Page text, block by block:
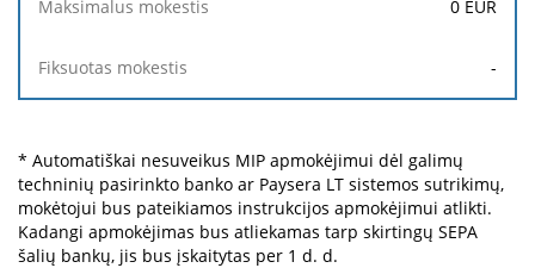
0 EUR
-
* Automatiškai nesuveikus MIP apmokėjimui dėl galimų
techninių pasirinkto banko ar Paysera LT sistemos sutrikimų,
mokėtojui bus pateikiamos instrukcijos apmokėjimui atlikti.
Kadangi apmokėjimas bus atliekamas tarp skirtingų SEPA
šalių bankų, jis bus įskaitytas per 1 d. d.